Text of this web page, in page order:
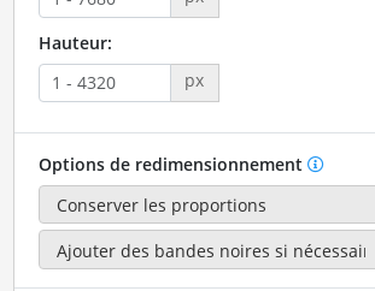
Hauteur:
px
Options de redimensionnement